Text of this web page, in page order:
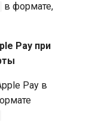
в формате,
Pay при
Pay в